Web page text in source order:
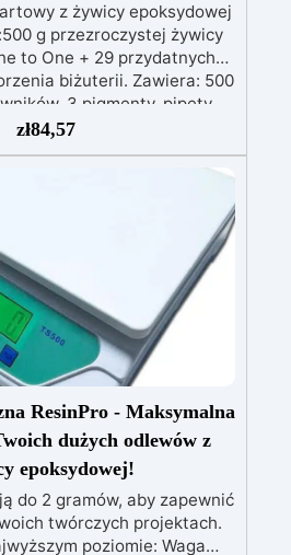
z żywicy epoksydowej
g przezroczystej żywicy
to One + 29 przydatnych
biżuterii. Zawiera: 500
3 pigmenty, pipety,
z żywicy epoksydowej
g przezroczystej żywicy
to One + 100 przydatnych
biżuterii. Zawiera: 500
dekoracyjnych, suszone
formę z literami, breloczki,
ponad 100
elementów.
zł84,57
ResinPro - Maksymalna
dużych odlewów z
epoksydowej!
do 2 gramów, aby zapewnić
twórczych projektach.
poziomie: Waga